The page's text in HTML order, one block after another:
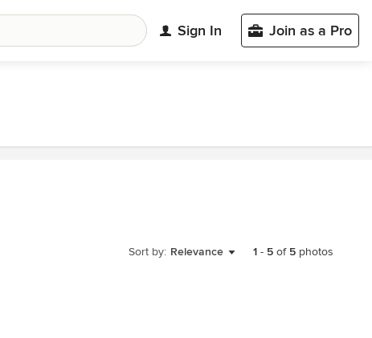
Sign In Join as a Pro
Sort by: Relevance 1 - 5 of 5 photos